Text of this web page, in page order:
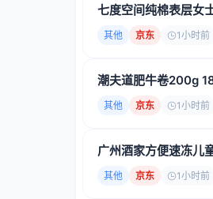
七度空间纯棉表层女
其他 京东 1小时前
潮夫道肥牛卷200g
其他 京东 1小时前
广州酒家方便速冻儿
其他 京东 1小时前